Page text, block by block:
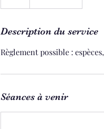
Description du service
Règlement possible :
Séances à venir